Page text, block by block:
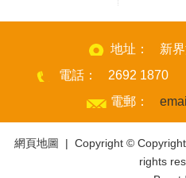
地址：
新
電話：
2692 1870
電郵：
網頁地圖
| Copyright ©
rights